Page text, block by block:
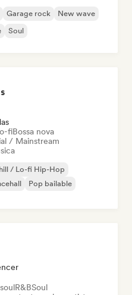
Garage rock
New wave
Soul
fiBossa nova
/ Mainstream
/ Lo-fi Hip-Hop
Pop bailable
R&BSoul